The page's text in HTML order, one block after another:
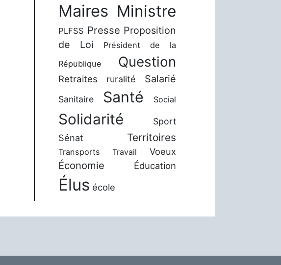
Maires Ministre
PLFSS Presse Proposition
de Loi
Président de la
République
Question
Retraites ruralité Salarié
Sanitaire Santé Social
Solidarité Sport
Sénat Territoires
Transports Travail Voeux
Économie Éducation
Élus école